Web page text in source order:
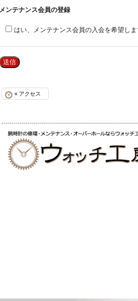
メンテナンス会員の登録
はい、メンテナンス会員の入会を希望しま
« アクセス